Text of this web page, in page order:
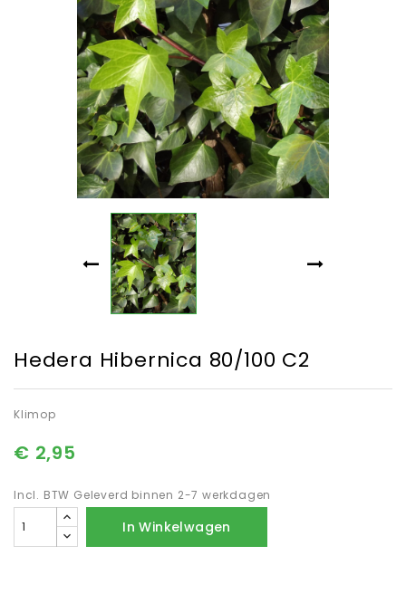
Hedera Hibernica 80/100 C2
Klimop
€ 2,95
Incl. BTW Geleverd binnen 2-7 werkdagen
In Winkelwagen